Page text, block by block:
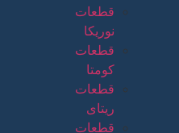
قطعات
نوریکا
قطعات
کومتا
قطعات
ریتای
قطعات